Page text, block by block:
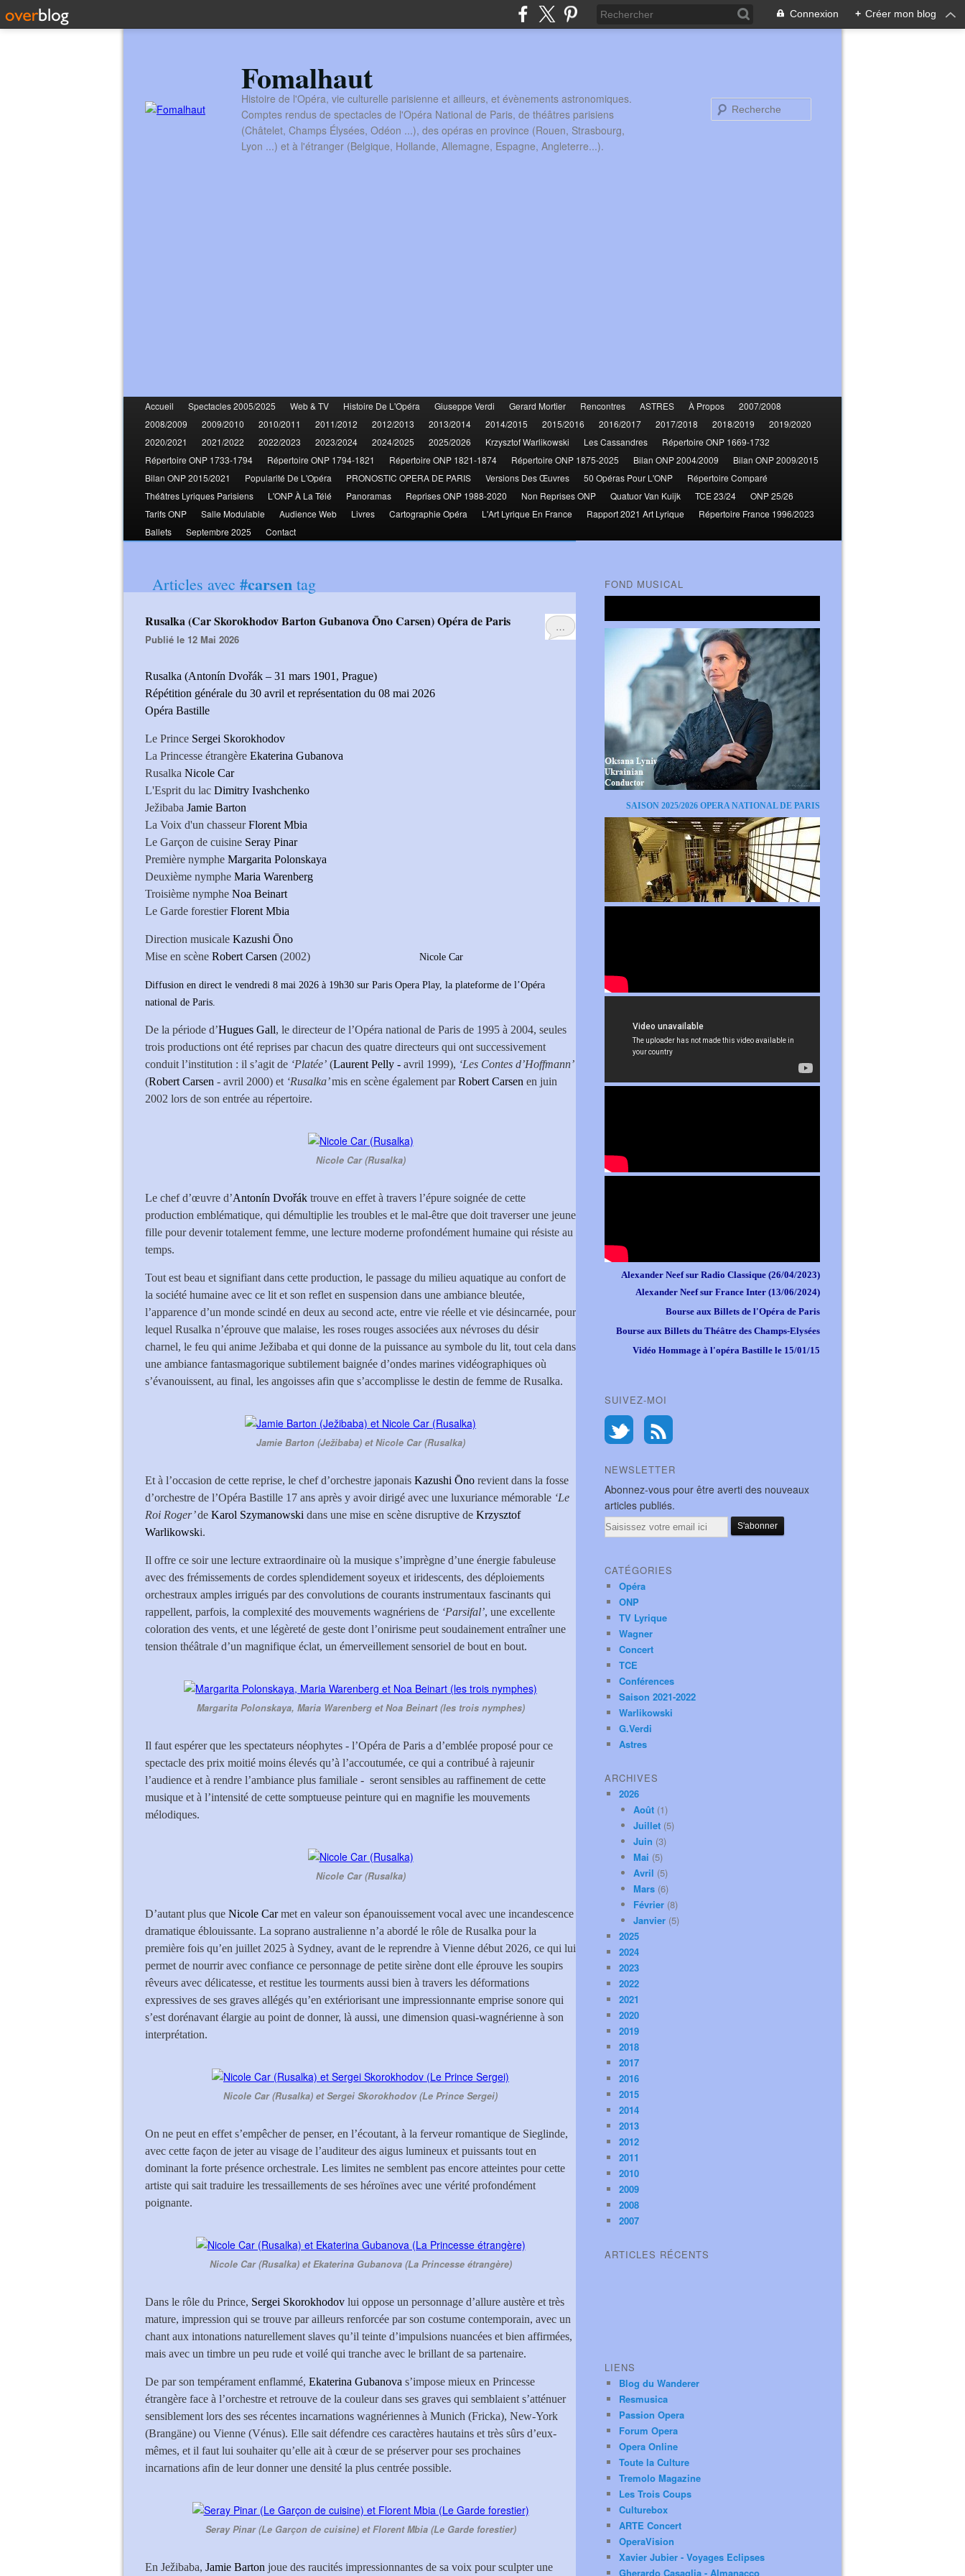
Connexion + Créer mon blog
Fomalhaut
Histoire de l'Opéra, vie culturelle parisienne et ailleurs, et évènements astronomiques.
Comptes rendus de spectacles de l'Opéra National de Paris, de théâtres parisiens
(Châtelet, Champs Élysées, Odéon ...), des opéras en province (Rouen, Strasbourg,
Lyon ...) et à l'étranger (Belgique, Hollande, Allemagne, Espagne, Angleterre...).
Accueil Spectacles 2005/2025 Web & TV Histoire De L'Opéra Giuseppe Verdi Gerard Mortier Rencontres ASTRES À Propos
2007/2008
2008/2009
2009/2010 2010/2011 2011/2012 2012/2013 2013/2014 2014/2015 2015/2016 2016/2017 2017/2018 2018/2019
2019/2020
2020/2021
2021/2022 2022/2023 2023/2024 2024/2025 2025/2026 Krzysztof Warlikowski Les Cassandres
Répertoire ONP 1669-1732
Répertoire ONP 1733-1794
Répertoire ONP 1794-1821 Répertoire ONP 1821-1874 Répertoire ONP 1875-2025 Bilan ONP 2004/2009
Bilan ONP 2009/2015
Bilan ONP 2015/2021
Popularité De L'Opéra PRONOSTIC OPERA DE PARIS Versions Des Œuvres 50 Opéras Pour L'ONP
Répertoire Comparé
Théâtres Lyriques Parisiens
L'ONP À La Télé Panoramas Reprises ONP 1988-2020 Non Reprises ONP Quatuor Van Kuijk TCE 23/24
ONP 25/26
Tarifs ONP
Salle Modulable Audience Web Livres Cartographie Opéra L'Art Lyrique En France Rapport 2021 Art Lyrique
Répertoire France 1996/2023
Ballets
Septembre 2025 Contact
Articles avec #carsen tag
…
Rusalka (Car Skorokhodov Barton Gubanova Ōno Carsen) Opéra de Paris
Publié le 12 Mai 2026
Rusalka (Antonín Dvořák – 31 mars 1901, Prague)
Répétition générale du 30 avril et représentation du 08 mai 2026
Opéra Bastille
Le Prince Sergei Skorokhodov
La Princesse étrangère Ekaterina Gubanova
Rusalka Nicole Car
L'Esprit du lac Dimitry Ivashchenko
Ježibaba Jamie Barton
La Voix d'un chasseurFlorent Mbia
Le Garçon de cuisine Seray Pinar
Première nymphe Margarita Polonskaya
Deuxième nymphe Maria Warenberg
Troisième nymphe Noa Beinart
Le Garde forestierFlorent Mbia
Direction musicale Kazushi Ōno
Mise en scène Robert Carsen (2002) Nicole Car
Diffusion en direct le vendredi 8 mai 2026 à 19h30 sur Paris Opera Play, la plateforme de l’Opéra
national de Paris.
De la période d’Hugues Gall, le directeur de l’Opéra national de Paris de 1995 à 2004, seules
trois productions ont été reprises par chacun des quatre directeurs qui ont successivement
conduit l’institution : il s’agit de ‘Platée’ (Laurent Pelly - avril 1999), ‘Les Contes d’Hoffmann’
(Robert Carsen - avril 2000) et ‘Rusalka’mis en scène également parRobert Carsen en juin
2002 lors de son entrée au répertoire.
Nicole Car (Rusalka)
Le chef d’œuvre d’Antonín Dvořák trouve en effet à travers l’épure soignée de cette
production emblématique, qui démultiplie les troubles et le mal-être que doit traverser une jeune
fille pour devenir totalement femme, une lecture moderne profondément humaine qui résiste au
temps.
Tout est beau et signifiant dans cette production, le passage du milieu aquatique au confort de
la société humaine avec ce lit et son reflet en suspension dans une ambiance bleutée,
l’apparence d’un monde scindé en deux au second acte, entre vie réelle et vie désincarnée, pour
lequel Rusalka n’éprouve que malaise, les roses rouges associées aux névroses du désir
charnel, le feu qui anime Ježibaba et qui donne de la puissance au symbole du lit, tout cela dans
une ambiance fantasmagorique subtilement baignée d’ondes marines vidéographiques où
s’évanouissent, au final, les angoisses afin que s’accomplisse le destin de femme de Rusalka.
Jamie Barton (Ježibaba) et Nicole Car (Rusalka)
Et à l’occasion de cette reprise, le chef d’orchestre japonais Kazushi Ōno revient dans la fosse
d’orchestre de l’Opéra Bastille 17 ans après y avoir dirigé avec une luxuriance mémorable ‘Le
Roi Roger’de Karol Szymanowski dans une mise en scène disruptive de Krzysztof
Warlikowski.
Il offre ce soir une lecture extraordinaire où la musique s’imprègne d’une énergie fabuleuse
avec des frémissements de cordes splendidement soyeux et iridescents, des déploiements
orchestraux amples irrigués par des convolutions de courants instrumentaux fascinants qui
rappellent, parfois, la complexité des mouvements wagnériens de ‘Parsifal’, une excellente
coloration des vents, et une légèreté de geste dont l’onirisme peut soudainement entraîner une
tension théâtrale d’un magnifique éclat, un émerveillement sensoriel de bout en bout.
Margarita Polonskaya, Maria Warenberg et Noa Beinart (les trois nymphes)
Il faut espérer que les spectateurs néophytes - l’Opéra de Paris a d’emblée proposé pour ce
spectacle des prix moitié moins élevés qu’à l’accoutumée, ce qui a contribué à rajeunir
l’audience et à rendre l’ambiance plus familiale - seront sensibles au raffinement de cette
musique et à l’intensité de cette somptueuse peinture qui en magnifie les mouvements
mélodiques.
Nicole Car (Rusalka)
D’autant plus que Nicole Carmet en valeur son épanouissement vocal avec une incandescence
dramatique éblouissante. La soprano australienne n’a abordé le rôle de Rusalka pour la
première fois qu’en juillet 2025 à Sydney, avant de le reprendre à Vienne début 2026, ce qui lui
permet de nourrir avec confiance ce personnage de petite sirène dont elle éprouve les soupirs
rêveurs avec délicatesse, et restitue les tourments aussi bien à travers les déformations
expressives de ses graves allégés qu’en extériorisant une impressionnante emprise sonore qui
s’est dorénavant élargie au point de donner, là aussi, une dimension quasi-wagnérienne à son
interprétation.
Nicole Car (Rusalka) et Sergei Skorokhodov (Le Prince Sergei)
On ne peut en effet s’empêcher de penser, en l’écoutant, à la ferveur romantique de Sieglinde,
avec cette façon de jeter au visage de l’auditeur des aigus lumineux et puissants tout en
dominant la forte présence orchestrale. Les limites ne semblent pas encore atteintes pour cette
artiste qui sait traduire les tressaillements de ses héroïnes avec une vérité profondément
poignante.
Nicole Car (Rusalka) et Ekaterina Gubanova (La Princesse étrangère)
Dans le rôle du Prince, Sergei Skorokhodov lui oppose un personnage d’allure austère et très
mature, impression qui se trouve par ailleurs renforcée par son costume contemporain, avec un
chant aux intonations naturellement slaves qu’il teinte d’impulsions nuancées et bien affirmées,
mais avec un timbre un peu rude et voilé qui tranche avec le brillant de sa partenaire.
De par son tempérament enflammé, Ekaterina Gubanova s’impose mieux en Princesse
étrangère face à l’orchestre et retrouve de la couleur dans ses graves qui semblaient s’atténuer
sensiblement lors des ses récentes incarnations wagnériennes à Munich (Fricka), New-York
(Brangäne) ou Vienne (Vénus). Elle sait défendre ces caractères hautains et très sûrs d’eux-
mêmes, et il faut lui souhaiter qu’elle ait à cœur de se préserver pour ses prochaines
incarnations afin de leur donner une densité la plus centrée possible.
Seray Pinar (Le Garçon de cuisine) et Florent Mbia (Le Garde forestier)
En Ježibaba, Jamie Barton joue des raucités impressionnantes de sa voix pour sculpter une
FOND MUSICAL
SAISON 2025/2026 OPERA NATIONAL DE PARIS
Alexander Neef sur Radio Classique (26/04/2023)
Alexander Neef sur France Inter (13/06/2024)
Bourse aux Billets de l'Opéra de Paris
Bourse aux Billets du Théâtre des Champs-Elysées
Vidéo Hommage à l'opéra Bastille le 15/01/15
SUIVEZ-MOI
NEWSLETTER
Abonnez-vous pour être averti des nouveaux
articles publiés.
Email
CATÉGORIES
Opéra
ONP
TV Lyrique
Wagner
Concert
TCE
Conférences
Saison 2021-2022
Warlikowski
G.Verdi
Astres
ARCHIVES
2026
Août (1)
Juillet (5)
Juin (3)
Mai (5)
Avril (5)
Mars (6)
Février (8)
Janvier (5)
2025
2024
2023
2022
2021
2020
2019
2018
2017
2016
2015
2014
2013
2012
2011
2010
2009
2008
2007
ARTICLES RÉCENTS
LIENS
Blog du Wanderer
Resmusica
Passion Opera
Forum Opera
Opera Online
Toute la Culture
Tremolo Magazine
Les Trois Coups
Culturebox
ARTE Concert
OperaVision
Xavier Jubier - Voyages Eclipses
Gherardo Casaglia - Almanacco